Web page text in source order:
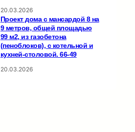
20.03.2026
Проект дома с мансардой 8 на
9 метров, общей площадью
99 м2, из газобетона
(пеноблоков), c котельной и
кухней-столовой. 66-49
20.03.2026